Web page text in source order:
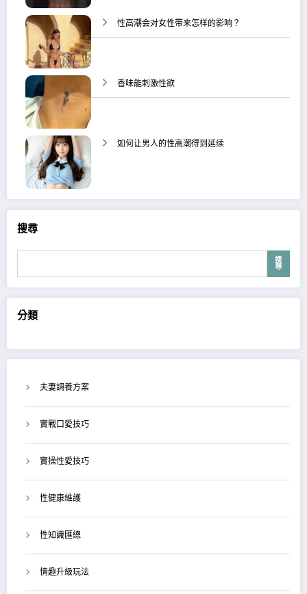
性高潮会对女性带来怎样的影响？
香味能刺激性欲
如何让男人的性高潮得到延续
搜尋
搜
尋
分類
夫妻調養方案
實戰口愛技巧
實操性愛技巧
性健康維護
性知識匯總
情趣升級玩法